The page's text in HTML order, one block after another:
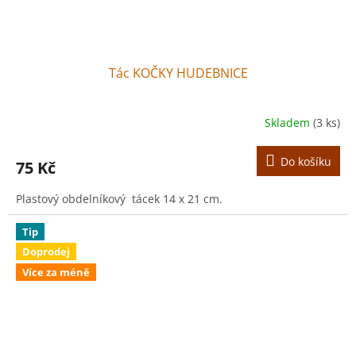
Tác KOČKY HUDEBNICE
Skladem (3 ks)
75 Kč Do košíku
Plastový obdelníkový tácek 14 x 21 cm.
Tip
Doprodej
Více za méně